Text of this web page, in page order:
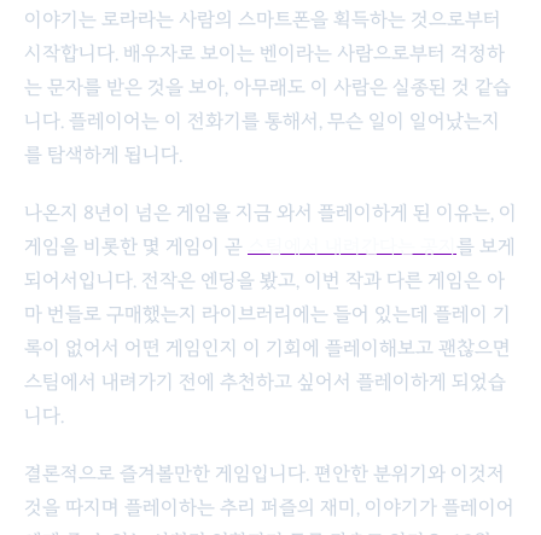
이야기는 로라라는 사람의 스마트폰을 획득하는 것으로부터
시작합니다. 배우자로 보이는 벤이라는 사람으로부터 걱정하
는 문자를 받은 것을 보아, 아무래도 이 사람은 실종된 것 같습
니다. 플레이어는 이 전화기를 통해서, 무슨 일이 일어났는지
를 탐색하게 됩니다.
나온지 8년이 넘은 게임을 지금 와서 플레이하게 된 이유는, 이
게임을 비롯한 몇 게임이 곧
를 보게
되어서입니다. 전작은 엔딩을 봤고, 이번 작과 다른 게임은 아
마 번들로 구매했는지 라이브러리에는 들어 있는데 플레이 기
록이 없어서 어떤 게임인지 이 기회에 플레이해보고 괜찮으면
스팀에서 내려가기 전에 추천하고 싶어서 플레이하게 되었습
니다.
결론적으로 즐겨볼만한 게임입니다. 편안한 분위기와 이것저
것을 따지며 플레이하는 추리 퍼즐의 재미, 이야기가 플레이어